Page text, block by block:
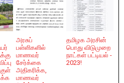
அரசுப்
பள்ளிகளில்
மாணவர்
சேர்க்கை
அதிகரிக்க,
மாணவர்
தமிழக அரசின்
பொது விடுமுறை
நாட்கள் பட்டியல் -
2023!